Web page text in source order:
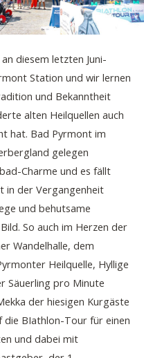
diesem letzten Juni-
Station und wir lernen
und Bekanntheit
alten Heilquellen auch
hat. Bad Pyrmont im
gelegen
Charme und es fällt
in der Vergangenheit
und behutsame
So auch im Herzen der
Wandelhalle, dem
Heilquelle, Hyllige
Säuerling pro Minute
der hiesigen Kurgäste
die BIathlon-Tour für einen
und dabei mit